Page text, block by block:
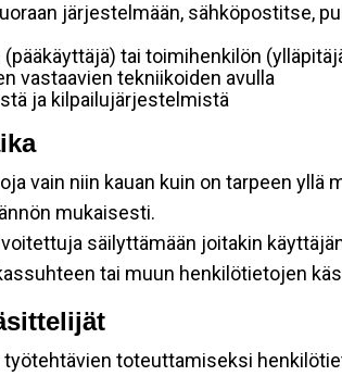
järjestelmään, sähköpostitse,
tai toimihenkilön
vastaavien tekniikoiden avulla
ja kilpailujärjestelmistä
vain niin kauan kuin on tarpeen
mukaisesti.
säilyttämään joitakin
tai muun henkilötietojen
toteuttamiseksi